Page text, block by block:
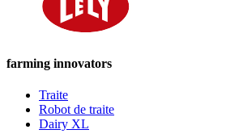
farming innovators
Traite
Robot de traite
Dairy XL